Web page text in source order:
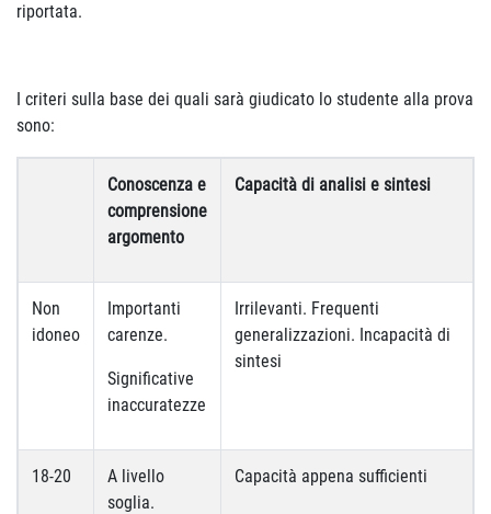
riportata.
I criteri sulla base dei quali sarà giudicato lo studente alla prova
sono:
Conoscenza e
comprensione
argomento
Capacità di analisi e sintesi
Non
idoneo
Importanti
carenze.
Significative
inaccuratezze
Irrilevanti. Frequenti
generalizzazioni. Incapacità di
sintesi
18-20
A livello
soglia.
Capacità appena sufficienti